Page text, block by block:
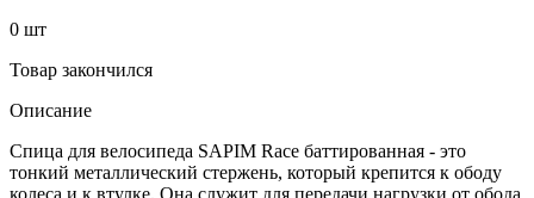
0 шт
Товар закончился
Описание
Спица для велосипеда SAPIM Race баттированная - это
тонкий металлический стержень, который крепится к ободу
колеса и к втулке. Она служит для передачи нагрузки от обода